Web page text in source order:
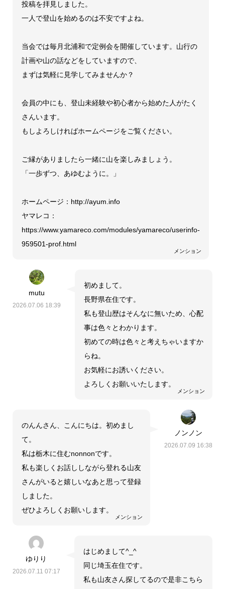
メンション
投稿を拝見しました。
一人で登山を始めるのは不安ですよね。
当会では毎月北浦和で定例会を開催しています。山行の
計画や山の話などをしていますので、
まずは気軽に見学してみませんか？
会員の中にも、登山未経験や初心者から始めた人がたく
さんいます。
もしよろしければホームページをご覧ください。
ご縁がありましたら一緒に山を楽しみましょう。
「一歩ずつ、あゆむように。」
ホームページ：http://ayum.info
ヤマレコ：
https://www.yamareco.com/modules/yamareco/userinfo-
959501-prof.html
mutu
2026.07.06 18:39
メンション
初めまして。
長野県在住です。
私も登山歴はそんなに無いため、心配
事は色々とわかります。
初めての時は色々と考えちゃいますか
らね。
お気軽にお誘いください。
よろしくお願いいたします。
ノンノン
2026.07.09 16:38
メンション
のんんさん、こんにちは。初めまし
て。
私は栃木に住むnonnonです。
私も楽しくお話ししながら登れる山友
さんがいると嬉しいなあと思って登録
しました。
ぜひよろしくお願いします。
ゆりり
2026.07.11 07:17
はじめまして^_^
同じ埼玉在住です。
私も山友さん探してるので是非こちら